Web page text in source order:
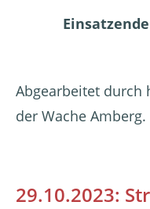
Abgearbeitet durch
der Wache Amberg.
29.10.2023: